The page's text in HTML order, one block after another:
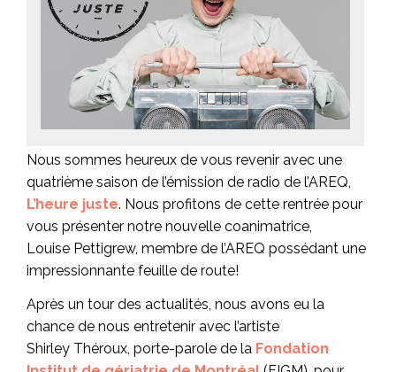
Nous sommes heureux de vous revenir avec une
quatrième saison de l’émission de radio de l’AREQ,
L’heure juste. Nous profitons de cette rentrée pour
vous présenter notre nouvelle coanimatrice,
Louise Pettigrew, membre de l’AREQ possédant une
impressionnante feuille de route!
Après un tour des actualités, nous avons eu la
chance de nous entretenir avec l’artiste
Shirley Théroux, porte-parole de la Fondation